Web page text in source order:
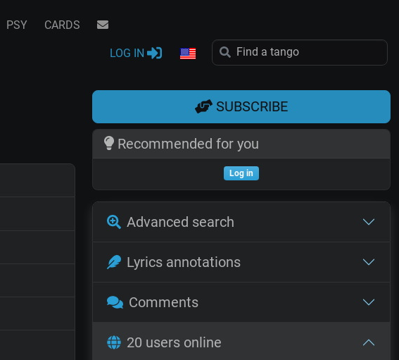
PSY CARDS
LOG IN
SUBSCRIBE
Recommended for you
Log in
Advanced search
Lyrics annotations
Comments
20 users online